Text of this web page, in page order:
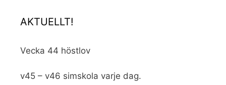
AKTUELLT!
Vecka 44 höstlov
v45 – v46 simskola varje dag.